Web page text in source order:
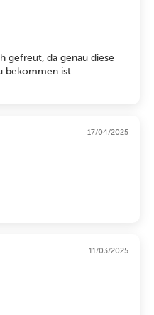
gefreut, da genau diese
bekommen ist.
17/04/2025
11/03/2025